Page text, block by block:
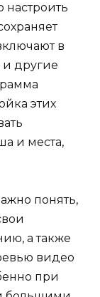
в
другие
этих
и места,
понять,
а также
видео
при